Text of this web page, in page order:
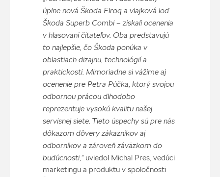
úplne nová Škoda Elroq a vlajková loď
Škoda Superb Combi – získali ocenenia
v hlasovaní čitateľov. Oba predstavujú
to najlepšie, čo Škoda ponúka v
oblastiach dizajnu, technológií a
praktickosti. Mimoriadne si vážime aj
ocenenie pre Petra Púčka, ktorý svojou
odbornou prácou dlhodobo
reprezentuje vysokú kvalitu našej
servisnej siete. Tieto úspechy sú pre nás
dôkazom dôvery zákazníkov aj
odborníkov a zároveň záväzkom do
budúcnosti,“ uviedol Michal Pres, vedúci
marketingu a produktu v spoločnosti